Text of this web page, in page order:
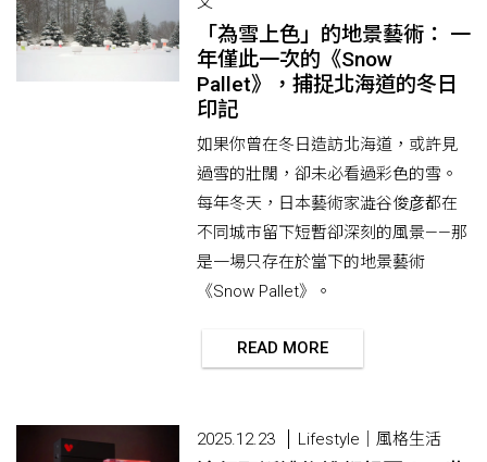
「為雪上色」的地景藝術： 一
年僅此一次的《Snow
Pallet》，捕捉北海道的冬日
印記
如果你曾在冬日造訪北海道，或許見
過雪的壯闊，卻未必看過彩色的雪。
每年冬天，日本藝術家澁谷俊彦都在
不同城市留下短暫卻深刻的風景——那
是一場只存在於當下的地景藝術
《Snow Pallet》。
READ MORE
2025.12.23 Lifestyle｜風格生活